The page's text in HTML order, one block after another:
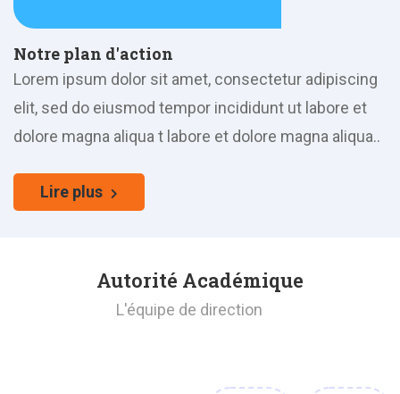
Notre plan d'action
Lorem ipsum dolor sit amet, consectetur adipiscing
elit, sed do eiusmod tempor incididunt ut labore et
dolore magna aliqua t labore et dolore magna aliqua..
Lire plus
Autorité Académique
L'équipe de direction